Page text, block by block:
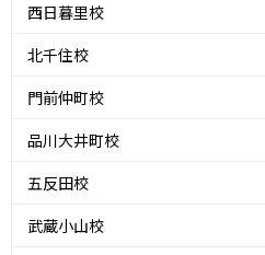
西日暮里校
北千住校
門前仲町校
品川大井町校
五反田校
武蔵小山校